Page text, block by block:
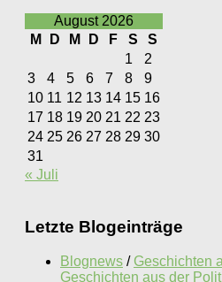
August 2026
M
D M D F S
S
1
2
3
4 5 6 7 8
9
10 11 12 13 14 15 16
17 18 19 20 21 22 23
24 25 26 27 28 29 30
31
« Juli
Letzte Blogeinträge
Blognews / Geschichten
Geschichten aus der